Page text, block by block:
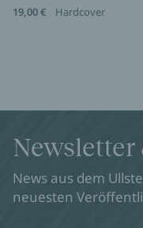
19,00 €
Hardcover
Newsletter
News aus dem
neuesten